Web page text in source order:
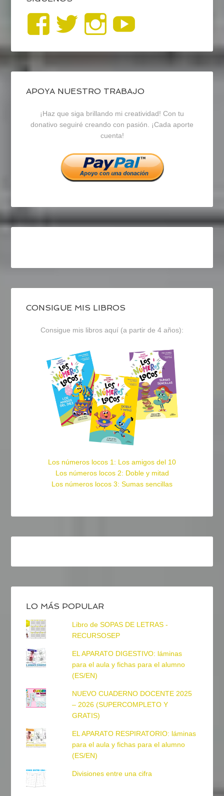
Ver
perfil
de
blogrecursosep
en
Facebook
Ver
perfil
de
recursosep
en
Twitter
Ver
perfil
de
recursosep
en
Instagram
APOYA NUESTRO TRABAJO
¡Haz que siga brillando mi creatividad! Con tu
donativo seguiré creando con pasión. ¡Cada aporte
cuenta!
CONSIGUE MIS LIBROS
Consigue mis libros aquí (a partir de 4 años):
Los números locos 1: Los amigos del 10
Los números locos 2: Doble y mitad
Los números locos 3: Sumas sencillas
LO MÁS POPULAR
Libro de SOPAS DE LETRAS -
RECURSOSEP
EL APARATO DIGESTIVO: láminas
para el aula y fichas para el alumno
(ES/EN)
NUEVO CUADERNO DOCENTE 2025
– 2026 (SUPERCOMPLETO Y
GRATIS)
EL APARATO RESPIRATORIO: láminas
para el aula y fichas para el alumno
(ES/EN)
Divisiones entre una cifra